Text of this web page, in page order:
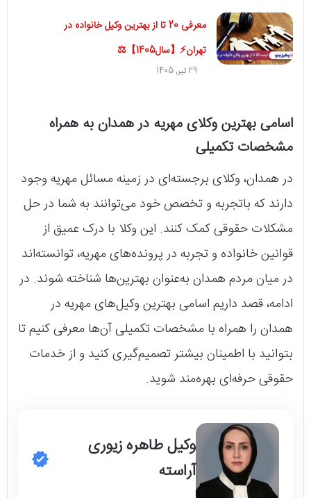
معرفی 20 تا از بهترین وکیل خانواده در
تهران⚡【سال1405】⚖️
29 تیر, 1405
اسامی بهترین وکلای مهریه در همدان به همراه
مشخصات تکمیلی
در همدان، وکلای برجسته‌ای در زمینه مسائل مهریه وجود
دارند که باتجربه و تخصص خود می‌توانند به شما در حل
مشکلات حقوقی کمک کنند. این وکلا با درک عمیق از
قوانین خانواده و تجربه در پرونده‌های مهریه، توانسته‌اند
در میان مردم همدان به‌عنوان بهترین‌ها شناخته شوند. در
ادامه، قصد داریم اسامی بهترین وکیل‌های مهریه در
همدان را همراه با مشخصات تکمیلی آن‌ها معرفی کنیم تا
بتوانید با اطمینان بیشتر تصمیم‌گیری کنید و از خدمات
حقوقی حرفه‌ای بهره‌مند شوید.
وکیل طاهره زیوری
آراسته